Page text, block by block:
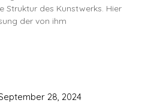
Struktur des Kunstwerks. Hier
der von ihm
28, 2024